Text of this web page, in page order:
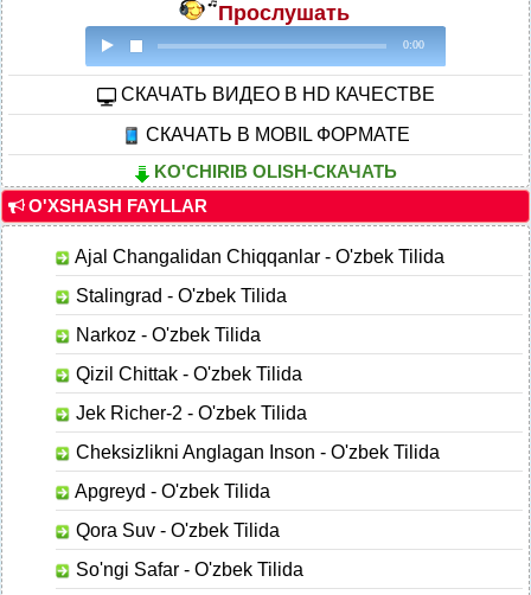
Прослушать
0:00
CКАЧАТЬ ВИДЕО В HD КАЧЕСТВЕ
СКАЧАТЬ В MOBIL ФОРМАТЕ
KO'CHIRIB OLISH-СКАЧАТЬ
O'XSHASH FAYLLAR
Ajal Changalidan Chiqqanlar - O'zbek Tilida
Stalingrad - O'zbek Tilida
Narkoz - O'zbek Tilida
Qizil Chittak - O'zbek Tilida
Jek Richer-2 - O'zbek Tilida
Cheksizlikni Anglagan Inson - O'zbek Tilida
Apgreyd - O'zbek Tilida
Qora Suv - O'zbek Tilida
So'ngi Safar - O'zbek Tilida